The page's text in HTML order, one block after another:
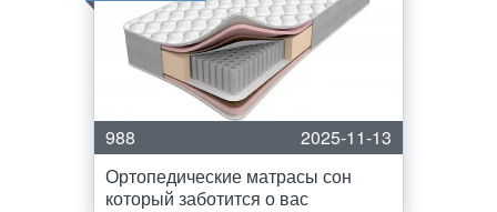
988
2025-11-13
Ортопедические матрасы сон
который заботится о вас